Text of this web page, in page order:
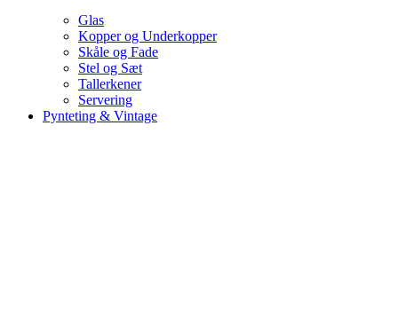
Glas
Kopper og Underkopper
Skåle og Fade
Stel og Sæt
Tallerkener
Servering
Pynteting & Vintage